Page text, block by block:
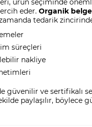
ürün seçiminde
eder. Organik
tedarik
süreçleri
nakliye
güvenilir ve sertifikalı
paylaşılır, böylece